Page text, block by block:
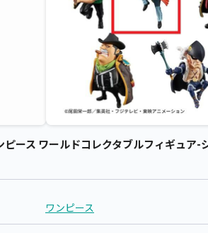
ース ワールドコレクタブルフィギュア
ワンピース